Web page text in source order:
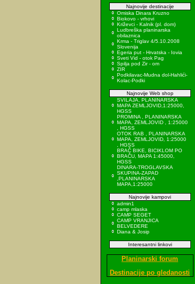
Najnovije destinacije
Omiska Dinara Kruzno
Biokovo - vrhovi
Križevci - Kalnik (pl. dom)
Ludbreška planinarska
obilaznica
Krma - Triglav 4/5.10.2008
Slovenija
Egeria put - Hrvatska - Iovia
Sveti Vid - otok Pag
Spilja pod Zir - om
ZIR
Podkilavac-Mudna dol-Hahlići-
Kolac-Podki
Najnovije Web shop
SVILAJA, PLANINARSKA
MAPA ZEMLJOVID,1:25000,
HGSS
PROMINA , PLANINARSKA
MAPA, ZEMLJOVID , 1:25000
, HGSS
OTOK RAB , PLANINARSKA
MAPA, ZEMLJOVID, 1:25000
, HGSS
BRAČ BIKE, BICIKLOM PO
BRAČU, MAPA 1:45000,
HGSS
DINARA-TROGLAVSKA
SKUPINA-ZAPAD
,PLANINARSKA
MAPA,1:25000
Najnovije kampovi
admin1
camp mlaska
CAMP SEGET
CAMP VRANJICA
BELVEDERE
Diana & Josip
Interesantni linkovi
Planinarski forum
Destinacije po gledanosti